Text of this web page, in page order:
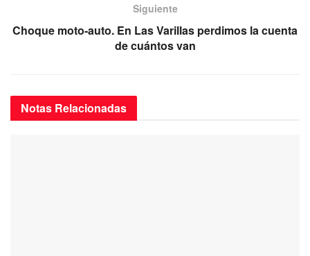
k
Siguiente
Choque moto-auto. En Las Varillas perdimos la cuenta
de cuántos van
Notas Relacionadas